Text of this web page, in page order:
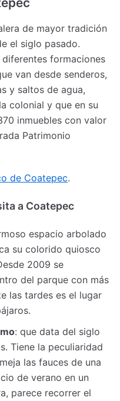
de mayor tradición
el siglo pasado.
formaciones
van desde senderos,
y saltos de agua,
colonial y que en su
inmuebles con valor
Patrimonio
de Coatepec.
a Coatepec
espacio arbolado
su colorido quiosco
2009 se
del parque con más
las tardes es el lugar
: que data del siglo
Tiene la peculiaridad
las fauces de una
de verano en un
parece recorrer el